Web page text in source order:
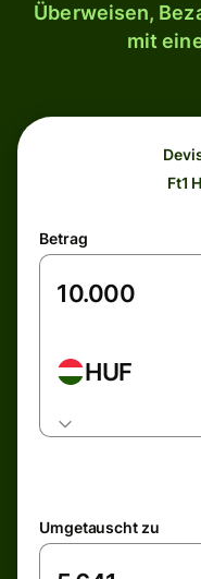
Überweisen,
mit
Ft1
Betrag
HUF
Umgetauscht zu